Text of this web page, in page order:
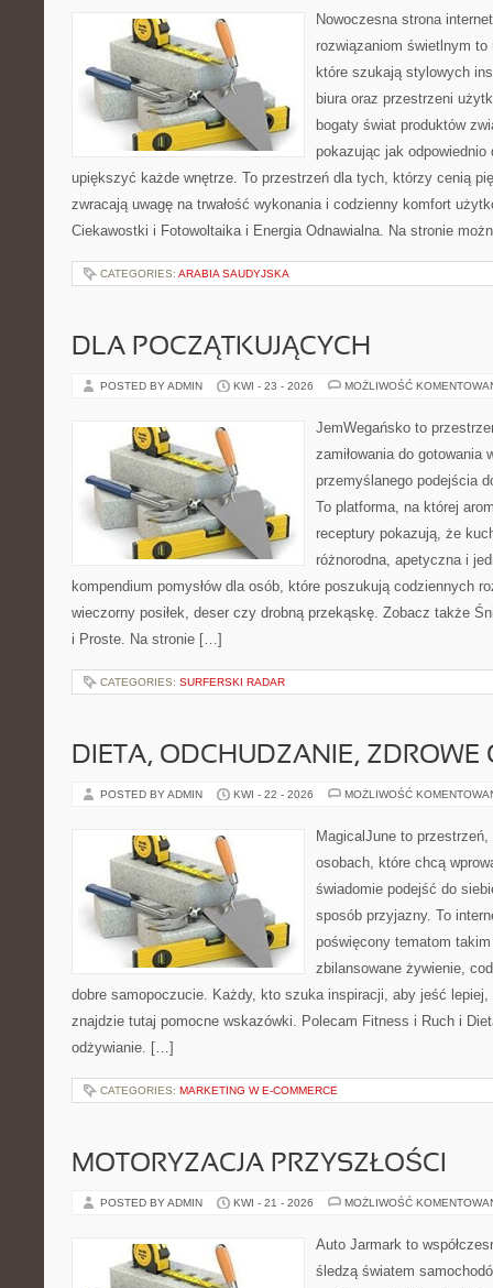
Nowoczesna strona
rozwiązaniom świetlnym
które szukają stylowych
biura oraz przestrzeni
bogaty świat produktów
pokazując jak odpowiednio
upiększyć każde wnętrze. To przestrzeń dla tych, którzy cenią
zwracają uwagę na trwałość wykonania i codzienny komfort
Ciekawostki i Fotowoltaika i Energia Odnawialna. Na stronie
CATEGORIES: ARABIA SAUDYJSKA
DLA POCZĄTKUJĄCYCH
POSTED BY ADMIN KWI - 23 - 2026 MOŻLIWOŚĆ
JemWegańsko to
zamiłowania do gotowania
przemyślanego podejścia
To platforma, na której
receptury pokazują, że
różnorodna, apetyczna i
kompendium pomysłów dla osób, które poszukują codziennych
wieczorny posiłek, deser czy drobną przekąskę. Zobacz także
i Proste. Na stronie […]
CATEGORIES: SURFERSKI RADAR
DIETA, ODCHUDZANIE, ZDROWE
POSTED BY ADMIN KWI - 22 - 2026 MOŻLIWOŚĆ
MagicalJune to
osobach, które chcą
świadomie podejść do
sposób przyjazny. To
poświęcony tematom
zbilansowane żywienie,
dobre samopoczucie. Każdy, kto szuka inspiracji, aby jeść
znajdzie tutaj pomocne wskazówki. Polecam Fitness i Ruch i
odżywianie. […]
CATEGORIES: MARKETING W E-COMMERCE
MOTORYZACJA PRZYSZŁOŚCI
POSTED BY ADMIN KWI - 21 - 2026 MOŻLIWOŚĆ
Auto Jarmark to
śledzą światem